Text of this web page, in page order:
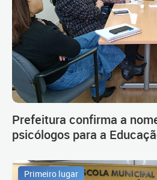
Prefeitura confirma a
psicólogos para a
Primeiro lugar